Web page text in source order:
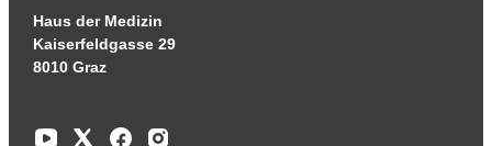
Haus der Medizin
Kaiserfeldgasse 29
8010 Graz